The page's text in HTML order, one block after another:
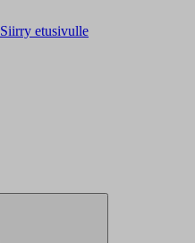
Siirry etusivulle